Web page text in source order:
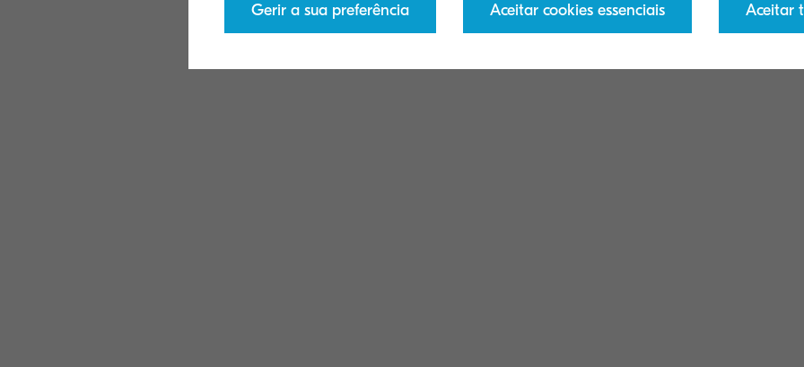
Gerir a sua preferência Aceitar cookies essenciais Aceitar